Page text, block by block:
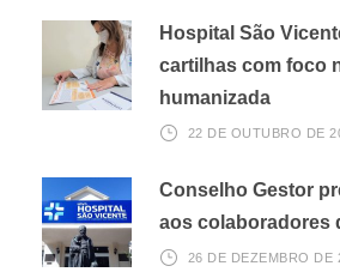
Hospital São
cartilhas com foco
humanizada
22 DE OUTUBRO DE
Conselho Gestor
aos colaboradores
26 DE DEZEMBRO DE